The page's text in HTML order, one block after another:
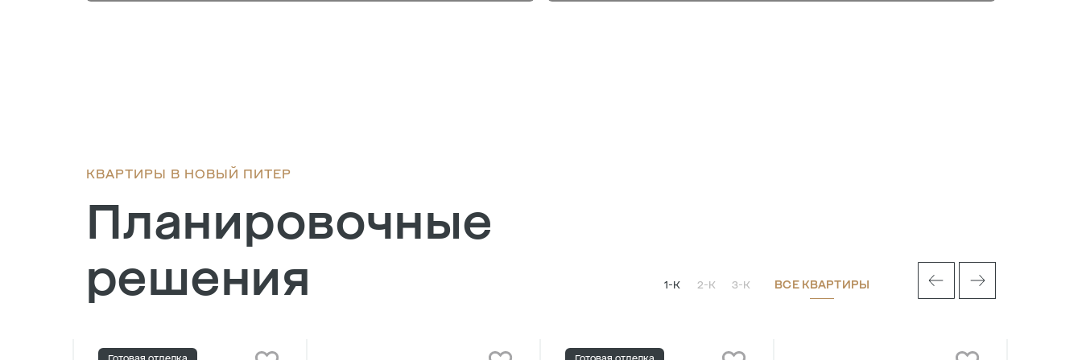
КВАРТИРЫ В НОВЫЙ ПИТЕР
Планировочные
решения
1-К 2-К 3-К ВСЕ КВАРТИРЫ